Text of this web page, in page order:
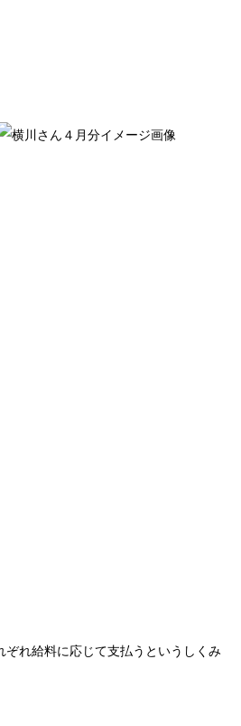
ぞれ給料に応じて支払うというしくみ